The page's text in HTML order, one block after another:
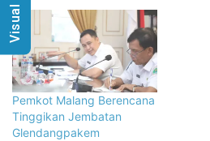
Pemkot Malang Berencana
Tinggikan Jembatan
Glendangpakem